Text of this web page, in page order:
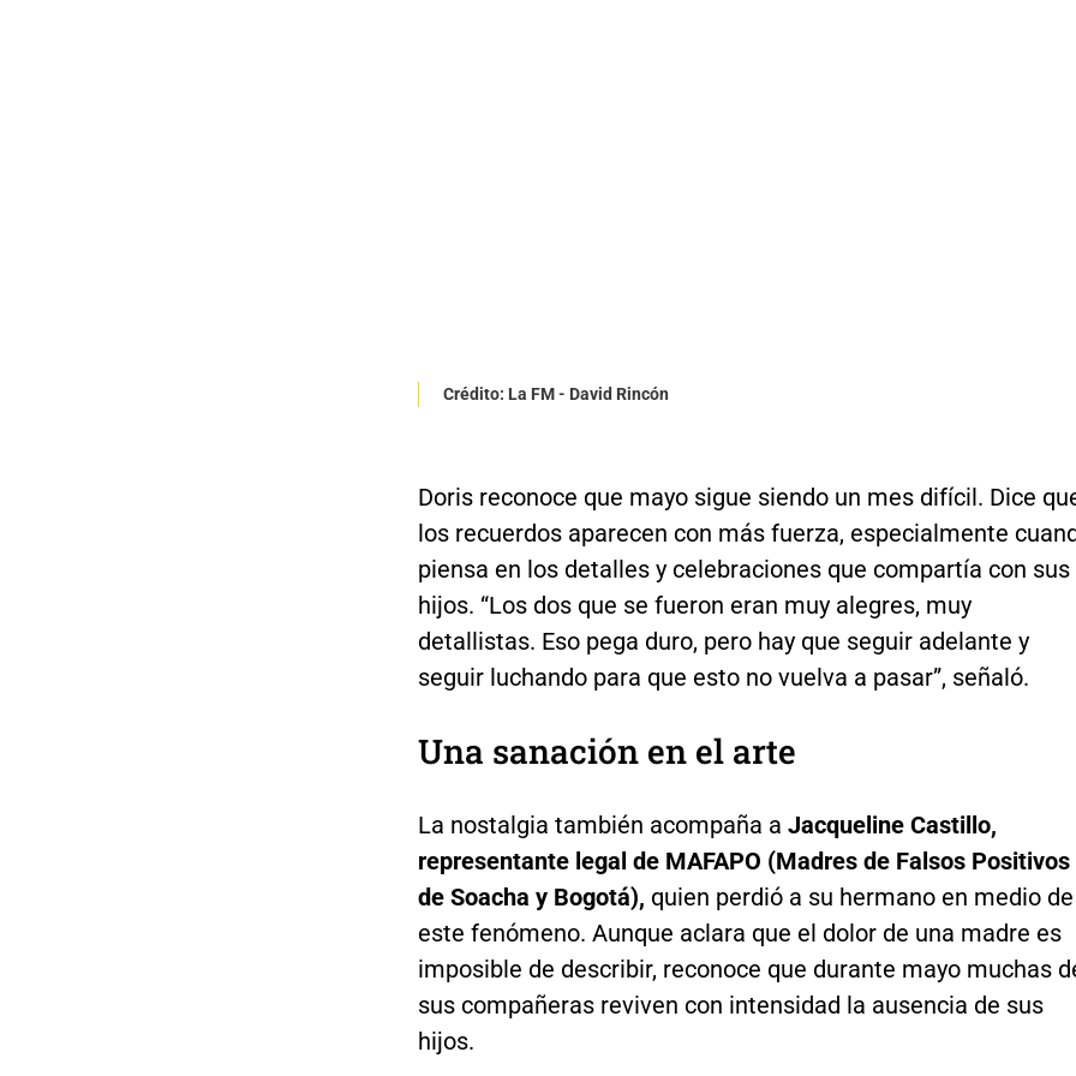
Crédito: La FM - David Rincón
Doris reconoce que mayo sigue siendo un mes difícil. Dice
los recuerdos aparecen con más fuerza, especialmente
piensa en los detalles y celebraciones que compartía con sus
hijos. “Los dos que se fueron eran muy alegres, muy
detallistas. Eso pega duro, pero hay que seguir adelante y
seguir luchando para que esto no vuelva a pasar”, señaló.
Una sanación en el arte
La nostalgia también acompaña a Jacqueline Castillo,
representante legal de MAFAPO (Madres de Falsos Positivos
de Soacha y Bogotá), quien perdió a su hermano en medio de
este fenómeno. Aunque aclara que el dolor de una madre es
imposible de describir, reconoce que durante mayo muchas
sus compañeras reviven con intensidad la ausencia de sus
hijos.